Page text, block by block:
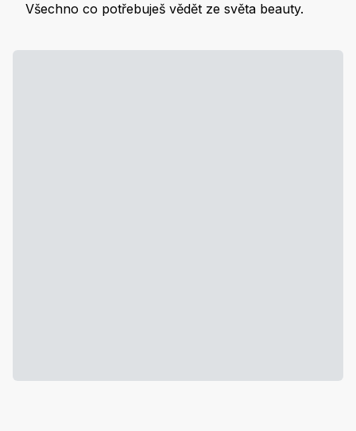
Všechno co potřebuješ vědět ze světa beauty.